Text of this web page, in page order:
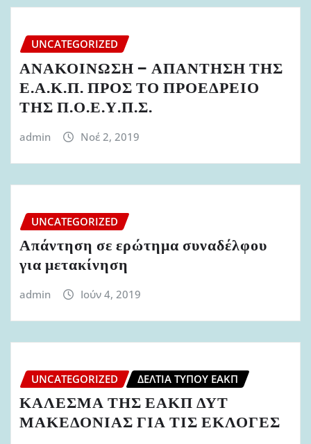
UNCATEGORIZED
ΑΝΑΚΟΙΝΩΣΗ – ΑΠΑΝΤΗΣΗ ΤΗΣ
Ε.Α.Κ.Π. ΠΡΟΣ ΤΟ ΠΡΟΕΔΡΕΙΟ
ΤΗΣ Π.Ο.Ε.Υ.Π.Σ.
admin Νοέ 2, 2019
UNCATEGORIZED
Απάντηση σε ερώτημα συναδέλφου
για μετακίνηση
admin Ιούν 4, 2019
UNCATEGORIZED ΔΕΛΤΊΑ ΤΎΠΟΥ ΕΑΚΠ
ΚΑΛΕΣΜΑ ΤΗΣ ΕΑΚΠ ΔΥΤ
ΜΑΚΕΔΟΝΙΑΣ ΓΙΑ ΤΙΣ ΕΚΛΟΓΕΣ